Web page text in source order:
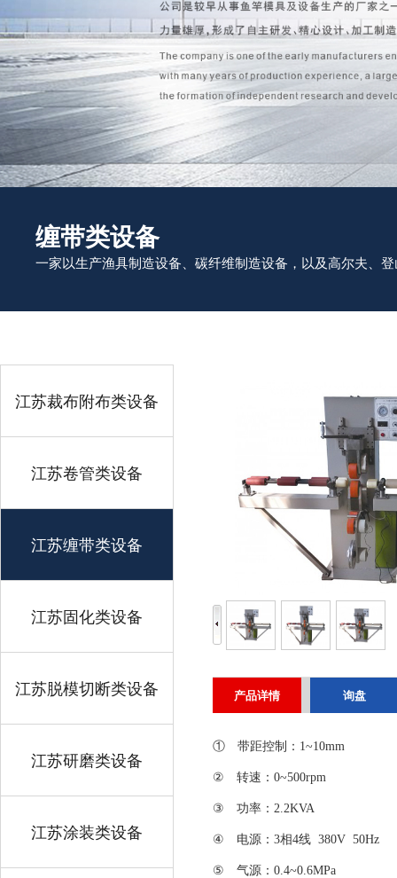
缠带类设备
一家以生产渔具制造设备、碳纤维制造设备，以及高尔夫、
江苏裁布附布类设备
江苏卷管类设备
江苏缠带类设备
江苏固化类设备
江苏脱模切断类设备
江苏研磨类设备
江苏涂装类设备
产品详情 询盘
① 带距控制：1~10mm
② 转速：0~500rpm
③ 功率：2.2KVA
④ 电源：3相4线 380V 50Hz
⑤ 气源：0.4~0.6MPa